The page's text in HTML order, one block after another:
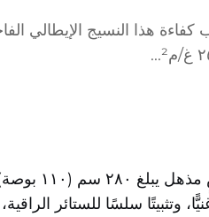
م² لصنع الستائر والتنانير الدوّارة. جرّب كفاءة هذا
جرّب كفاءة هذا النسيج الإيطالي
وتثبيتًا سلسًا للستائر